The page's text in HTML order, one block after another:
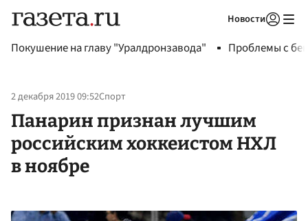
Новости
Покушение на главу "Уралдронзавода" Проблемы с
2 декабря 2019 09:52Спорт
Панарин признан лучшим
российским хоккеистом НХЛ
в ноябре